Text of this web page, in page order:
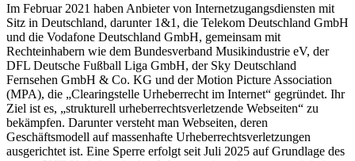
Im Februar 2021 haben Anbieter von Internetzugangsdiensten mit
Sitz in Deutschland, darunter 1&1, die Telekom Deutschland GmbH
und die Vodafone Deutschland GmbH, gemeinsam mit
Rechteinhabern wie dem Bundesverband Musikindustrie eV, der
DFL Deutsche Fußball Liga GmbH, der Sky Deutschland
Fernsehen GmbH & Co. KG und der Motion Picture Association
(MPA), die „Clearingstelle Urheberrecht im Internet“ gegründet. Ihr
Ziel ist es, „strukturell urheberrechtsverletzende Webseiten“ zu
bekämpfen. Darunter versteht man Webseiten, deren
Geschäftsmodell auf massenhafte Urheberrechtsverletzungen
ausgerichtet ist. Eine Sperre erfolgt seit Juli 2025 auf Grundlage des